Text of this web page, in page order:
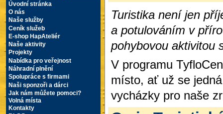
Turistika není jen
a potulováním v
pohybovou aktivitou
V programu
místo, ať už se
vycházky pro naše
Úvodní stránka
O nás
Naše služby
Ceník služeb
E-shop HapAteliér
Naše aktivity
Projekty
Nabídka pro veřejnost
Náhradní plnění
Spolupráce s firmami
Naši sponzoři a dárci
Jak nám můžete pomoci?
Volná místa
Kontakty